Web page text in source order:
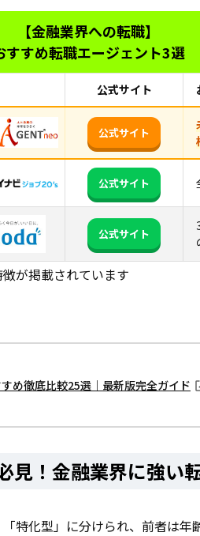
の上手な活用方法
を利用する流れ
と併用したほうが良いサービス
【金融業界への転職】
すすめ転職エージェント3選
公式サイト
公式サイト
公式サイト
公式サイト
が掲載されています
め徹底比較25選｜最新版完全ガイド
見！金融業界に強い
特化型」に分けられ、前者は年